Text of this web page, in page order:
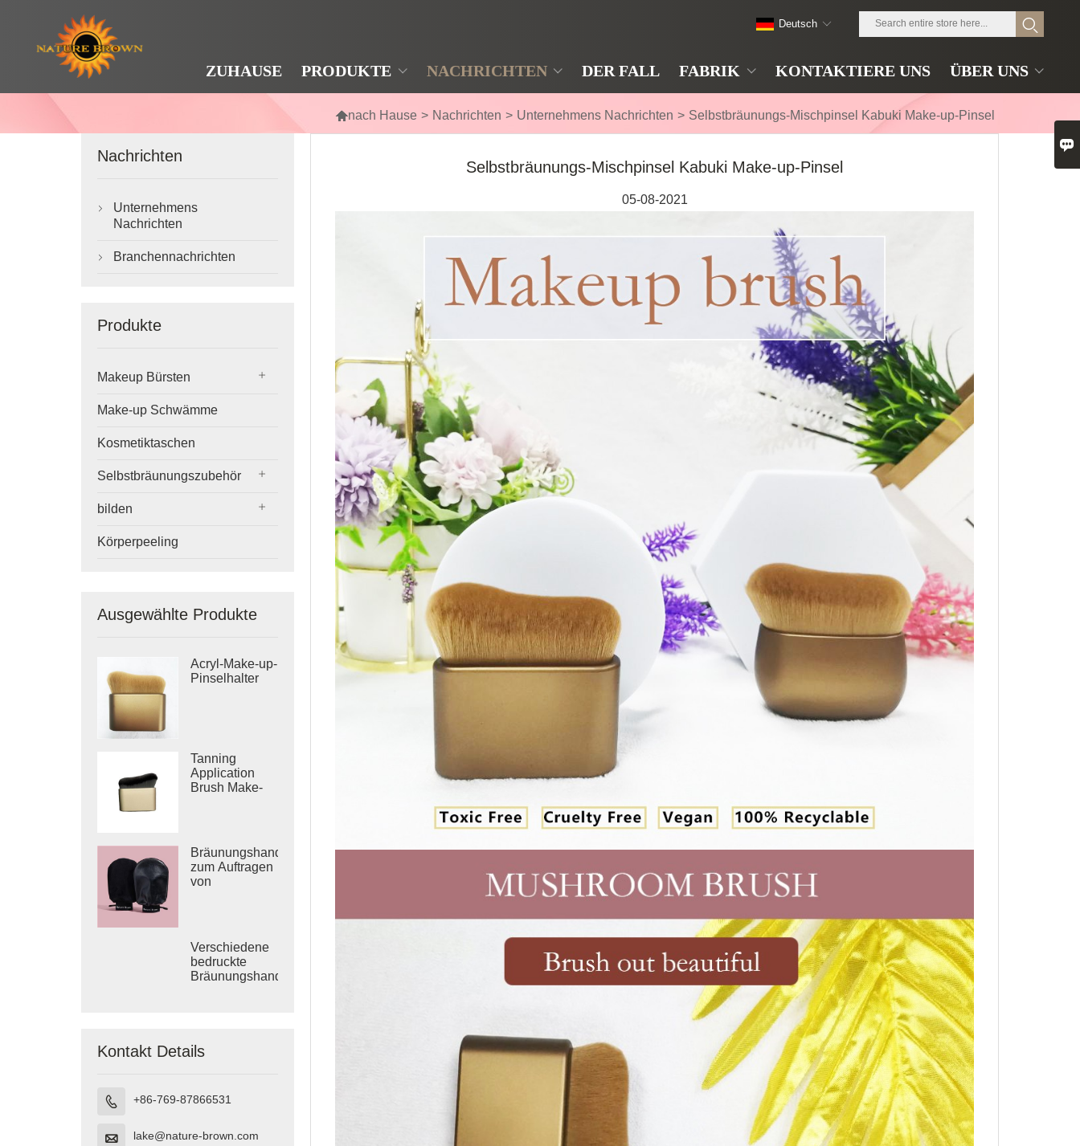
ZUHAUSE PRODUKTE NACHRICHTEN DER FALL FABRIK KONTAKTIERE UNS ÜBER UNS
Deutsch
nach Hause > Nachrichten > Unternehmens Nachrichten > Selbstbräunungs-Mischpinsel Kabuki Make-up-Pinsel
Nachrichten

Unternehmens
Nachrichten
 Branchennachrichten
Produkte
Makeup Bürsten
Make-up Schwämme
Kosmetiktaschen
Selbstbräunungszubehör
bilden
Körperpeeling
Ausgewählte Produkte
Acryl-Make-up-
Pinselhalter
Tanning
Application
Brush Make-
Bräunungshandschuhe
zum Auftragen
von
Verschiedene
bedruckte
Bräunungshandschuhe
Kontakt Details
 +86-769-87866531
 lake@nature-brown.com
Selbstbräunungs-Mischpinsel Kabuki Make-up-Pinsel
05-08-2021
